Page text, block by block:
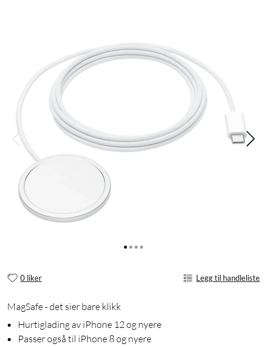
0 liker Legg til handleliste
MagSafe - det sier bare klikk
Hurtiglading av iPhone 12 og nyere
Passer også til iPhone 8 og nyere